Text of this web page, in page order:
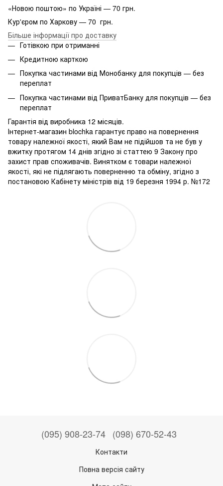
«Новою поштою» по Україні — 70 грн.
Кур'єром по Харкову — 70 грн.
Більше інформації про доставку
Готівкою при отриманні
Кредитною карткою
Покупка частинами від Монобанку для покупців — без
переплат
Покупка частинами від ПриватБанку для покупців — без
переплат
Гарантія від виробника 12 місяців.
Інтернет-магазин blochka гарантує право на повернення
товару належної якості, який Вам не підійшов та не був у
вжитку протягом 14 днів згідно зі статтею 9 Закону про
захист прав споживачів. Винятком є ​​товари належної
якості, які не підлягають поверненню та обміну, згідно з
постановою Кабінету міністрів від 19 березня 1994 р. №172
(095) 908-23-74 (098) 670-52-43
Контакти
Повна версія сайту